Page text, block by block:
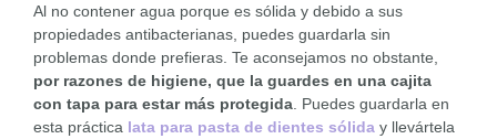
Al no contener agua porque es sólida y debido a sus
propiedades antibacterianas, puedes guardarla sin
problemas donde prefieras. Te aconsejamos no obstante,
por razones de higiene, que la guardes en una cajita
con tapa para estar más protegida . Puedes guardarla en
esta práctica lata para pasta de dientes sólida y llevártela